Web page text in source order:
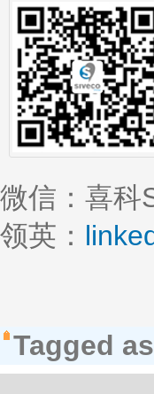
微信：喜科
领英：
Tagged